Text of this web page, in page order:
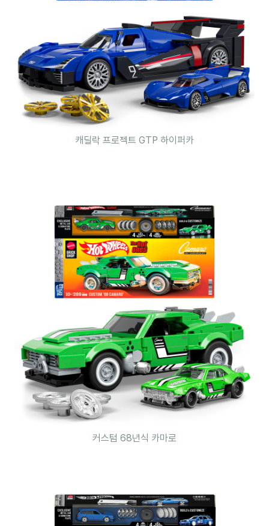
캐딜락 프로젝트 GTP 하이퍼카
커스텀 68년식 카마로